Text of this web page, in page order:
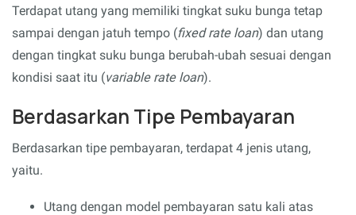
Terdapat utang yang memiliki tingkat suku bunga tetap
sampai dengan jatuh tempo (fixed rate loan) dan utang
dengan tingkat suku bunga berubah-ubah sesuai dengan
kondisi saat itu (variable rate loan).
Berdasarkan Tipe Pembayaran
Berdasarkan tipe pembayaran, terdapat 4 jenis utang,
yaitu.
Utang dengan model pembayaran satu kali atas